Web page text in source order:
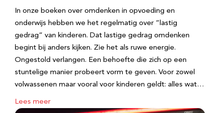
In onze boeken over omdenken in opvoeding en
onderwijs hebben we het regelmatig over “lastig
gedrag” van kinderen. Dat lastige gedrag omdenken
begint bij anders kijken. Zie het als ruwe energie.
Ongestold verlangen. Een behoefte die zich op een
stuntelige manier probeert vorm te geven. Voor zowel
volwassenen maar vooral voor kinderen geldt: alles wat…
Lees meer